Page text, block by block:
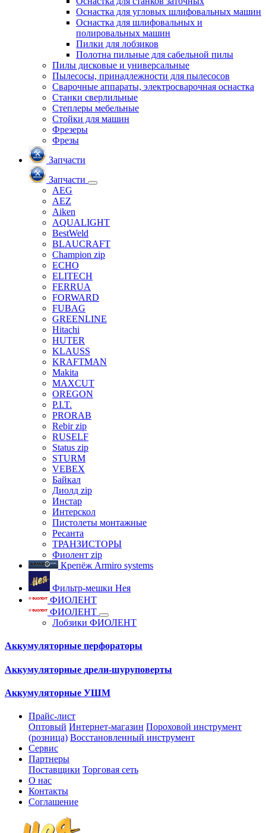
Оснастка для угловых шлифовальных машин
Оснастка для шлифовальных и
полировальных машин
Пилки для лобзиков
Полотна пильные для сабельной пилы
Пилы дисковые и универсальные
Пылесосы, принадлежности для пылесосов
Сварочные аппараты, электросварочная оснастка
Станки сверлильные
Степлеры мебельные
Стойки для машин
Фрезеры
Фрезы
Запчасти
Запчасти
AEG
AEZ
Aiken
AQUALIGHT
BestWeld
BLAUCRAFT
Champion zip
ECHO
ELITECH
FERRUA
FORWARD
FUBAG
GREENLINE
Hitachi
HUTER
KLAUSS
KRAFTMAN
Makita
MAXCUT
OREGON
P.I.T.
PRORAB
Rebir zip
RUSELF
Status zip
STURM
VEBEX
Байкал
Диолд zip
Инстар
Интерскол
Пистолеты монтажные
Ресанта
ТРАНЗИСТОРЫ
Фиолент zip
Крепёж Armiro systems
Фильтр-мешки Нея
ФИОЛЕНТ
ФИОЛЕНТ
Лобзики ФИОЛЕНТ
Аккумуляторные перфораторы
Аккумуляторные дрели-шуруповерты
Аккумуляторные УШМ
Прайс-лист
Оптовый Интернет-магазин Пороховой инструмент
(розница) Восстановленный инструмент
Сервис
Партнеры
Поставщики Торговая сеть
О нас
Контакты
Соглашение